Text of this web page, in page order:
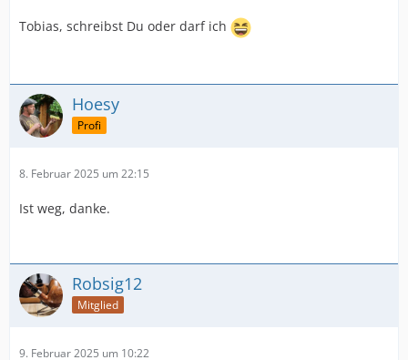
Tobias, schreibst Du oder darf ich
Hoesy
Profi
8. Februar 2025 um 22:15
Ist weg, danke.
Robsig12
Mitglied
9. Februar 2025 um 10:22